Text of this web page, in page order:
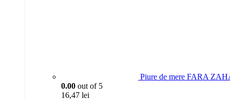
Piure de mere FARA
0.00 out of 5
16,47 lei